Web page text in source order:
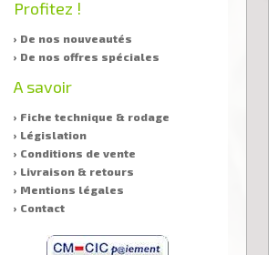
Profitez !
› De nos nouveautés
› De nos offres spéciales
A savoir
› Fiche technique & rodage
› Législation
› Conditions de vente
› Livraison & retours
› Mentions légales
› Contact